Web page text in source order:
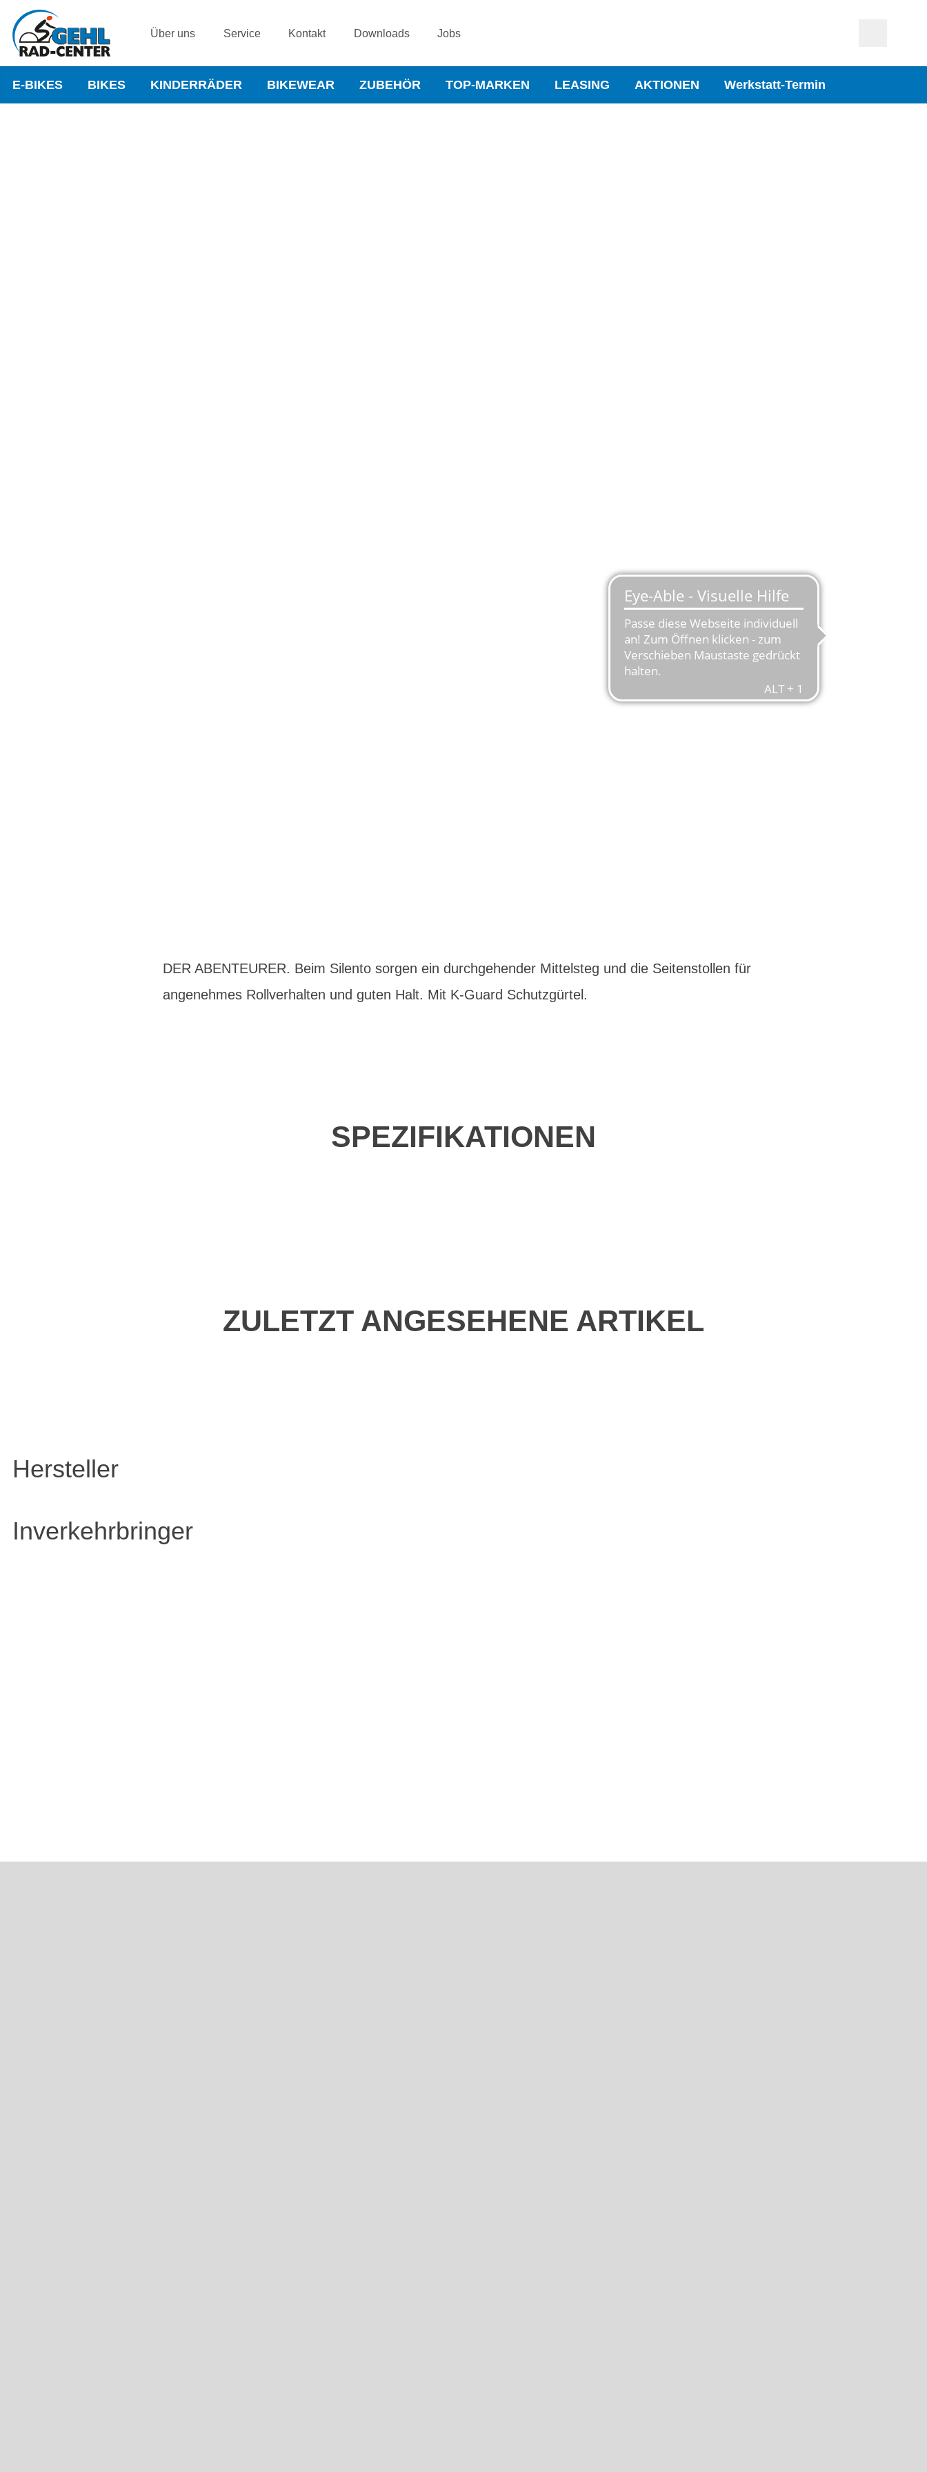
Über uns Service Kontakt Downloads Jobs
E-BIKES BIKES KINDERRÄDER BIKEWEAR ZUBEHÖR TOP-MARKEN LEASING AKTIONEN Werkstatt-Termin
DER ABENTEURER. Beim Silento sorgen ein durchgehender Mittelsteg und die Seitenstollen für
angenehmes Rollverhalten und guten Halt. Mit K-Guard Schutzgürtel.
SPEZIFIKATIONEN
ZULETZT ANGESEHENE ARTIKEL
Hersteller
Inverkehrbringer